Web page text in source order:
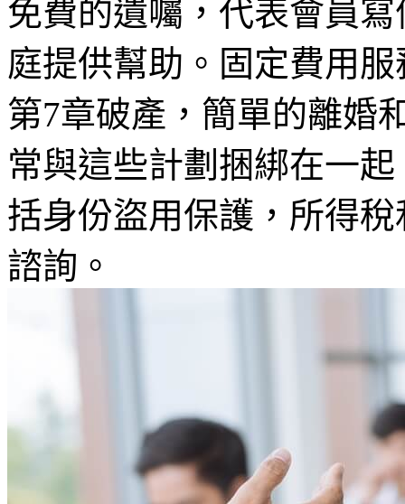
免費的遺囑，代表會員
庭提供幫助。固定費用
第7章破產，簡單的離婚
常與這些計劃捆綁在一
括身份盜用保護，所得
諮詢。